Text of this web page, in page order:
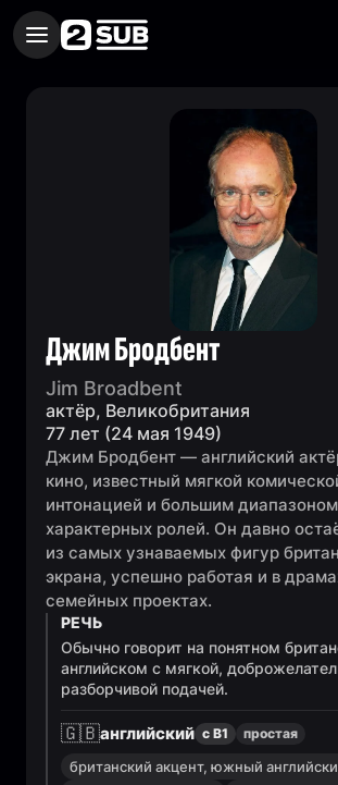
Джим Бродбент
Jim Broadbent
актёр, Великобритания
77 лет (24 мая 1949)
Джим Бродбент — английский
кино, известный мягкой
интонацией и большим диапазоном
характерных ролей. Он давно
из самых узнаваемых фигур
экрана, успешно работая и в
семейных проектах.
РЕЧЬ
Обычно говорит на понятном
английском с мягкой,
разборчивой подачей.
🇬🇧английский с B1 простая
британский акцент, южный